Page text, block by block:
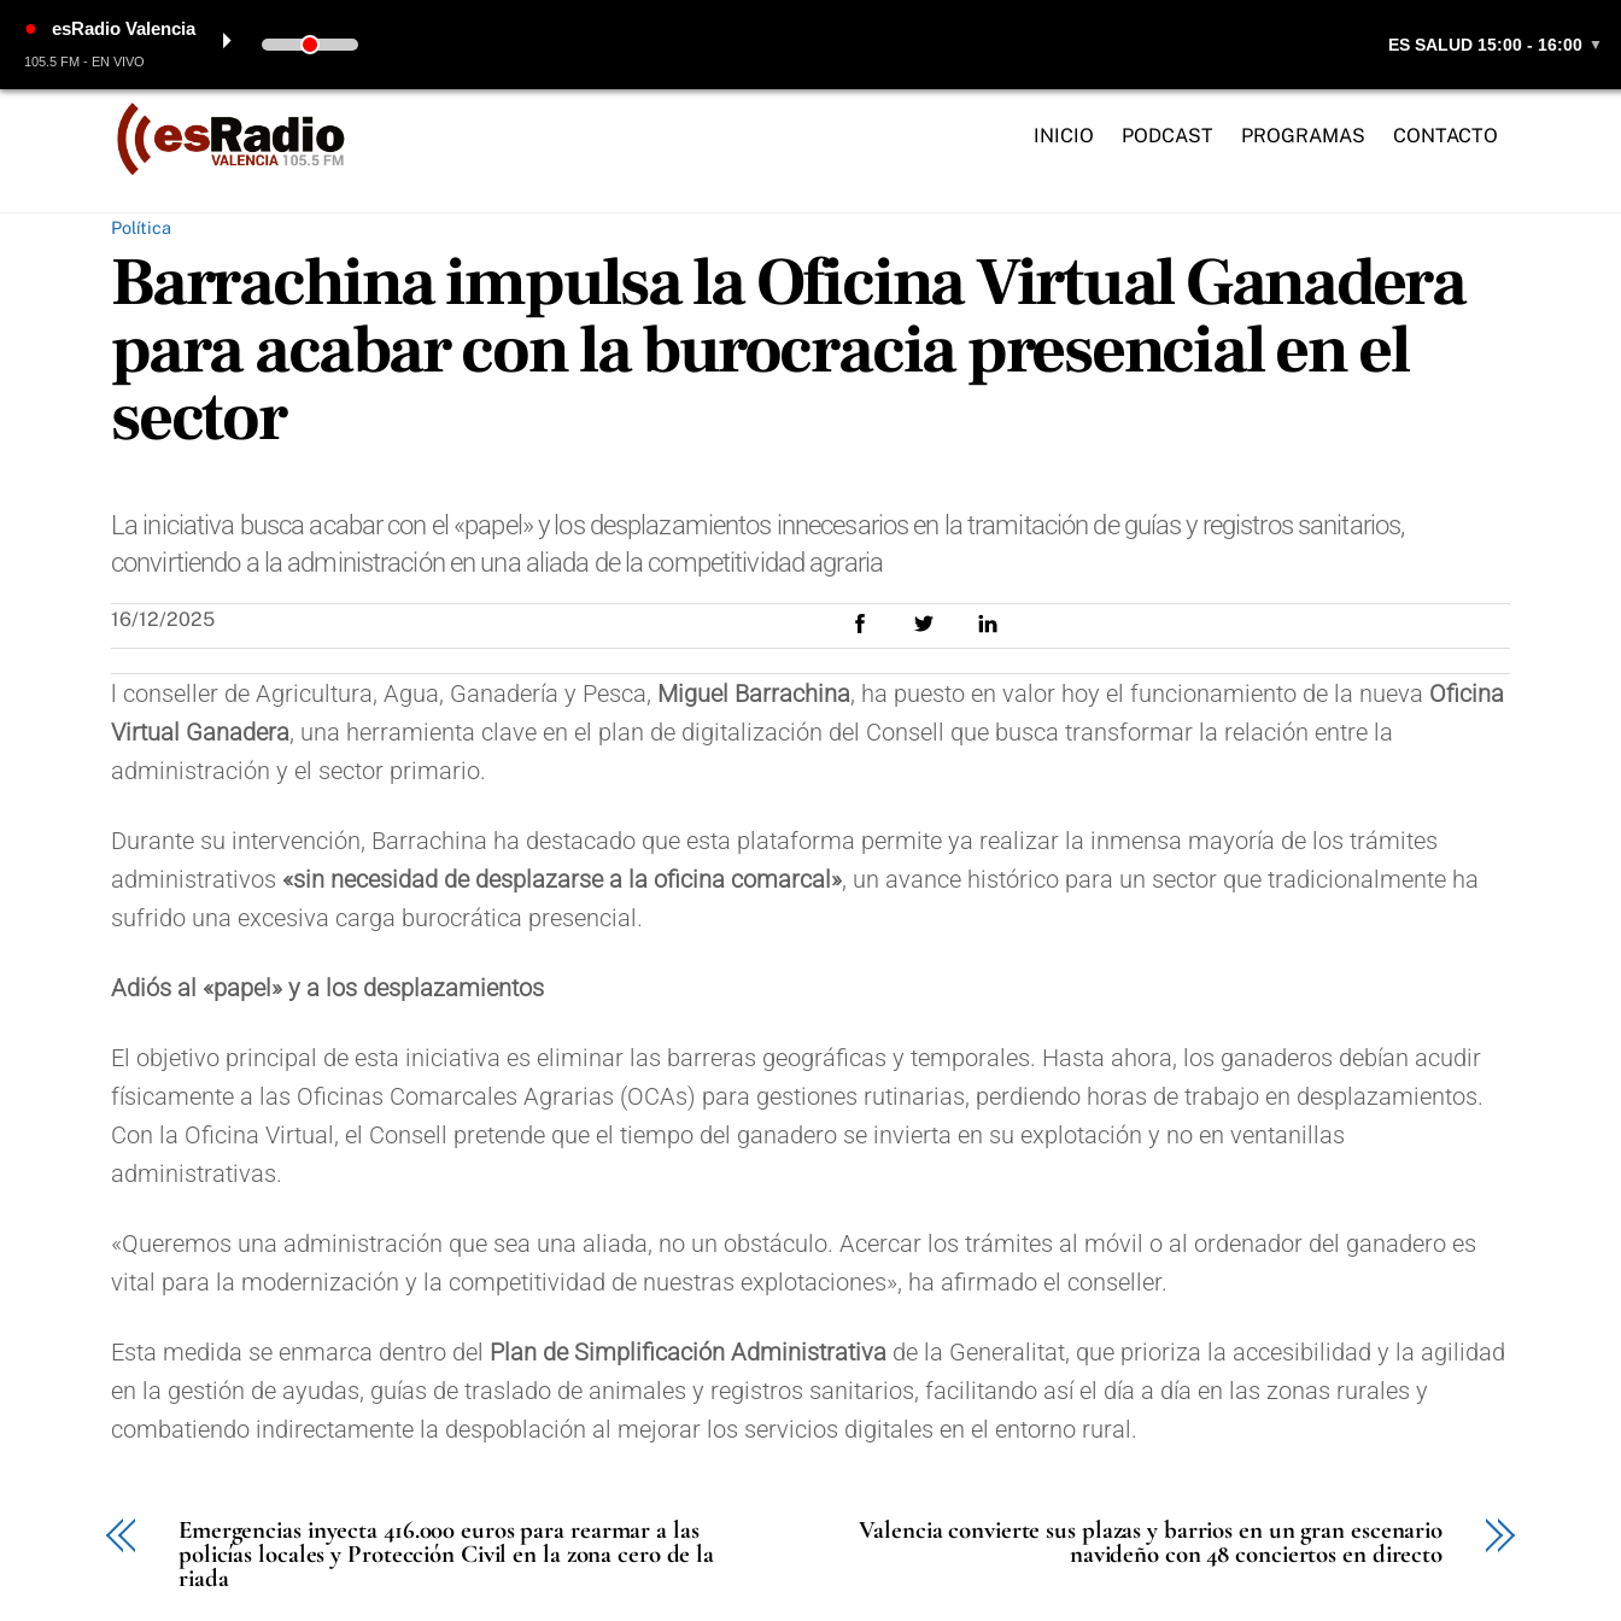
Skip
● esRadio Valencia
105.5 FM - EN VIVO
⏵ ES SALUD 15:00 - 16:00 ▼
INICIO PODCAST PROGRAMAS CONTACTO
Política
Barrachina impulsa la Oficina Virtual Ganadera
para acabar con la burocracia presencial en el
sector
La iniciativa busca acabar con el «papel» y los desplazamientos innecesarios en la tramitación de guías y registros sanitarios,
convirtiendo a la administración en una aliada de la competitividad agraria
16/12/2025
l conseller de Agricultura, Agua, Ganadería y Pesca, Miguel Barrachina, ha puesto en valor hoy el funcionamiento de la nueva Oficina
Virtual Ganadera, una herramienta clave en el plan de digitalización del Consell que busca transformar la relación entre la
administración y el sector primario.
Durante su intervención, Barrachina ha destacado que esta plataforma permite ya realizar la inmensa mayoría de los trámites
administrativos «sin necesidad de desplazarse a la oficina comarcal», un avance histórico para un sector que tradicionalmente ha
sufrido una excesiva carga burocrática presencial.
Adiós al «papel» y a los desplazamientos
El objetivo principal de esta iniciativa es eliminar las barreras geográficas y temporales. Hasta ahora, los ganaderos debían acudir
físicamente a las Oficinas Comarcales Agrarias (OCAs) para gestiones rutinarias, perdiendo horas de trabajo en desplazamientos.
Con la Oficina Virtual, el Consell pretende que el tiempo del ganadero se invierta en su explotación y no en ventanillas
administrativas.
«Queremos una administración que sea una aliada, no un obstáculo. Acercar los trámites al móvil o al ordenador del ganadero es
vital para la modernización y la competitividad de nuestras explotaciones», ha afirmado el conseller.
Esta medida se enmarca dentro del Plan de Simplificación Administrativa de la Generalitat, que prioriza la accesibilidad y la agilidad
en la gestión de ayudas, guías de traslado de animales y registros sanitarios, facilitando así el día a día en las zonas rurales y
combatiendo indirectamente la despoblación al mejorar los servicios digitales en el entorno rural.
Emergencias inyecta 416.000 euros para rearmar a las
policías locales y Protección Civil en la zona cero de la
riada
Valencia convierte sus plazas y barrios en un gran escenario
navideño con 48 conciertos en directo